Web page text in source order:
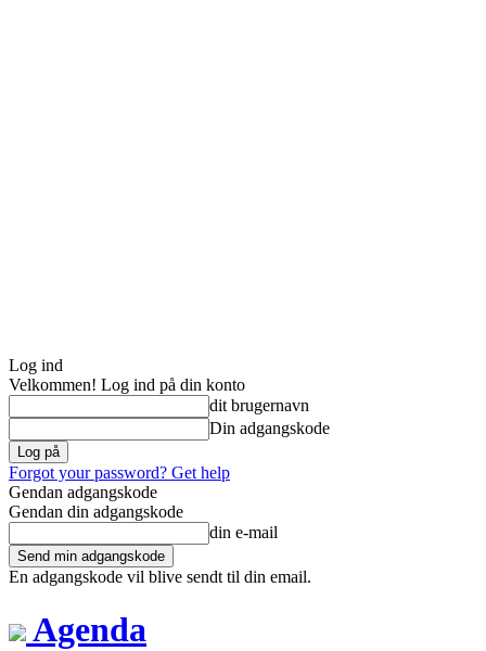
Log ind
Velkommen! Log ind på din konto
dit brugernavn
Din adgangskode
Forgot your password? Get help
Gendan adgangskode
Gendan din adgangskode
din e-mail
En adgangskode vil blive sendt til din email.
Agenda